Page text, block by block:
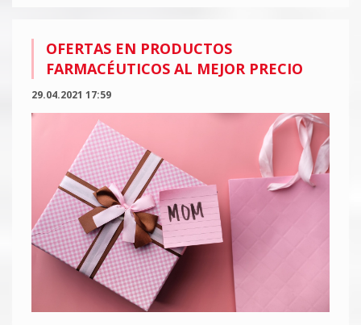
OFERTAS EN PRODUCTOS
FARMACÉUTICOS AL MEJOR PRECIO
29.04.2021 17:59